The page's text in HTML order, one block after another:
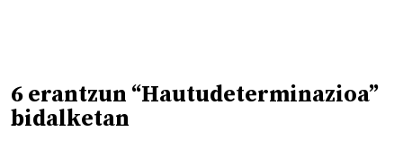
6 erantzun “Hautudeterminazioa”
bidalketan